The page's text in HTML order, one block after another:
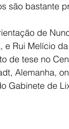
são bastante
de
e Rui Melício
de tese no
Alemanha,
Gabinete de